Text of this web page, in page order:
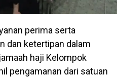
perima serta
dan ketertipan dalam
haji Kelompok
pengamanan dari satuan